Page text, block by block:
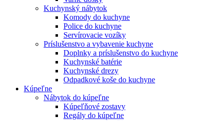
Kuchynský nábytok
Komody do kuchyne
Police do kuchyne
Servírovacie vozíky
Príslušenstvo a vybavenie kuchyne
Doplnky a príslušenstvo do kuchyne
Kuchynské batérie
Kuchynské drezy
Odpadkové koše do kuchyne
Kúpeľne
Nábytok do kúpeľne
Kúpeľňové zostavy
Regály do kúpeľne